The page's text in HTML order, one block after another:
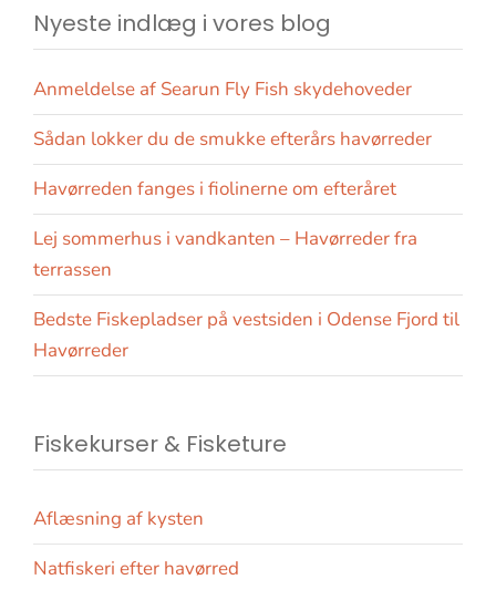
Nyeste indlæg i vores blog
Anmeldelse af Searun Fly Fish skydehoveder
Sådan lokker du de smukke efterårs havørreder
Havørreden fanges i fiolinerne om efteråret
Lej sommerhus i vandkanten – Havørreder fra
terrassen
Bedste Fiskepladser på vestsiden i Odense Fjord til
Havørreder
Fiskekurser & Fisketure
Aflæsning af kysten
Natfiskeri efter havørred